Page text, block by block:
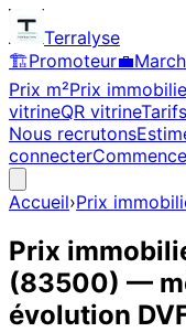
Terralyse
🏗️Promoteur💼
Prix m²Prix
vitrineQR vitrineTarifs
Nous recrutons
connecter
Accueil›Prix
Prix
(83500) —
évolution